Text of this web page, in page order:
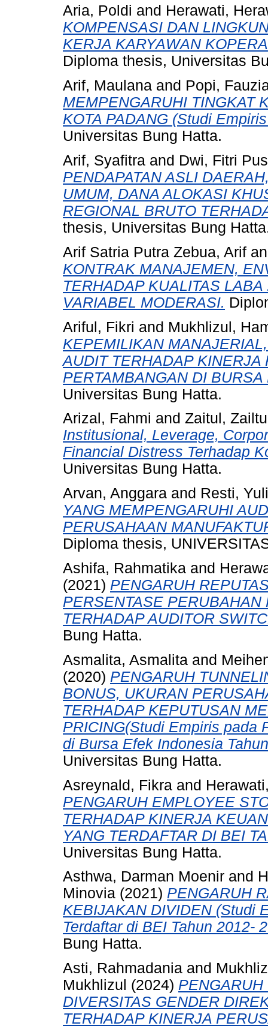
Aria, Poldi and Herawati,
KOMPENSASI DAN
KERJA KARYAWAN
Diploma thesis, Universitas
Arif, Maulana and Popi,
MEMPENGARUHI TINGKAT
KOTA PADANG (Studi
Universitas Bung Hatta.
Arif, Syafitra and Dwi, Fitri
PENDAPATAN ASLI
UMUM, DANA ALOKASI
REGIONAL BRUTO
thesis, Universitas Bung
Arif Satria Putra Zebua, Arif
KONTRAK MANAJEMEN,
TERHADAP KUALITAS
VARIABEL MODERASI.
Ariful, Fikri and Mukhlizul,
KEPEMILIKAN
AUDIT TERHADAP
PERTAMBANGAN DI
Universitas Bung Hatta.
Arizal, Fahmi and Zaitul,
Institusional, Leverage,
Financial Distress Terhadap
Universitas Bung Hatta.
Arvan, Anggara and Resti,
YANG MEMPENGARUHI
PERUSAHAAN
Diploma thesis,
Ashifa, Rahmatika and
(2021) PENGARUH
PERSENTASE
TERHADAP AUDITOR
Bung Hatta.
Asmalita, Asmalita and
(2020) PENGARUH
BONUS, UKURAN
TERHADAP KEPUTUSAN
PRICING(Studi Empiris pada
di Bursa Efek Indonesia
Universitas Bung Hatta.
Asreynald, Fikra and
PENGARUH EMPLOYEE
TERHADAP KINERJA
YANG TERDAFTAR DI BEI
Universitas Bung Hatta.
Asthwa, Darman Moenir and
Minovia (2021) PENGARUH
KEBIJAKAN DIVIDEN (Studi
Terdaftar di BEI Tahun 2012-
Bung Hatta.
Asti, Rahmadania and
Mukhlizul (2024)
DIVERSITAS GENDER
TERHADAP KINERJA